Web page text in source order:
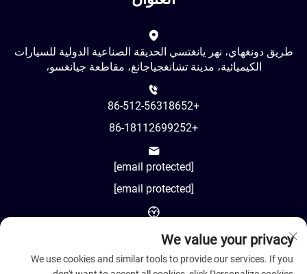
طريق دونغهاي، نهر يانغتسي الحديقة الصناعية الدولية للسيارات
الكيميائية، مدينة تشانغجياجانغ، مقاطعة جيانغسو،
+86-512-56318652
+86-18112699252
[email protected]
[email protected]
We value your privacy
We use cookies and similar tools to provide our services. If you